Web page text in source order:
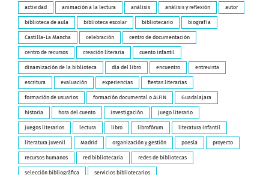
actividad animación a la lectura análisis análisis y reflexión autor
biblioteca de aula biblioteca escolar bibliotecario biografía
Castilla-La Mancha celebración centro de documentación
centro de recursos creación literaria cuento infantil
dinamización de la biblioteca día del libro encuentro entrevista
escritura evaluación experiencias fiestas literarias
formación de usuarios formación documental o ALFIN Guadalajara
historia hora del cuento investigación juego literario
juegos literarios lectura libro librofórum literatura infantil
literatura juvenil Madrid organización y gestión poesía proyecto
recursos humanos red bibliotecaria redes de bibliotecas
selección bibliográfica servicios bibliotecarios